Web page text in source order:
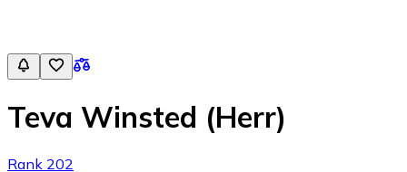
Teva Winsted (Herr)
Rank 202